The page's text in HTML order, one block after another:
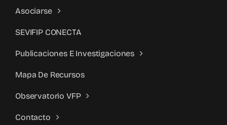
Asociarse
SEVIFIP CONECTA
Publicaciones E Investigaciones
Mapa De Recursos
Observatorio VFP
Contacto